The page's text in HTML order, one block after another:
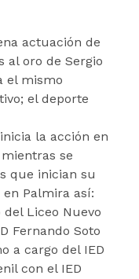
actuación de
al oro de Sergio
el mismo
el deporte
la acción en
se
que inician su
Palmira así:
Liceo Nuevo
Fernando Soto
a cargo del IED
con el IED